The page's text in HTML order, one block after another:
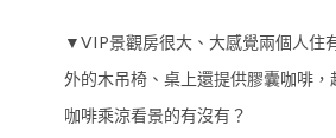
▼VIP景觀房很大、大感覺兩個人住
外的木吊椅、桌上還提供膠囊咖啡，
咖啡乘涼看景的有沒有？